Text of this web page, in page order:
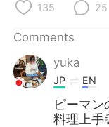
135 25
Comments
yuka
JP EN
ピーマン
料理上手